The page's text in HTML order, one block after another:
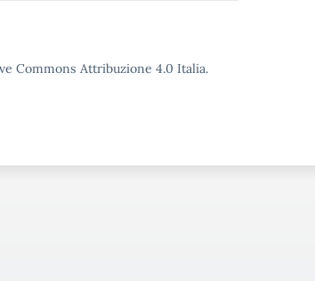
Commons Attribuzione 4.0 Italia.